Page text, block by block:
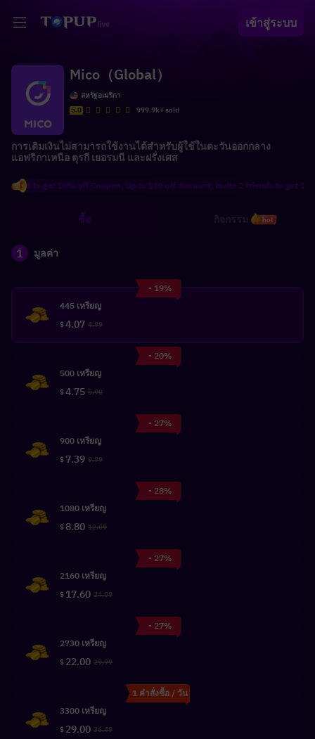
เข้าสู่ระบบ
Mico（Global）
สหรัฐอเมริกา
5.0
999.9k+ sold
การเติมเงินไม่สามารถใช้งานได้สำหรับผู้ใช้ในตะวันออกกลาง
แอฟริกาเหนือ ตุรกี เยอรมนี และฝรั่งเศส
to get 10% off Coupon, Up to $10 off discount; invite 2 friends to get 100
ซื้อ hot
1 มูลค่า
- 19%
445 เหรียญ
$4.07 4.99
- 20%
500 เหรียญ
$4.75 5.90
- 27%
900 เหรียญ
$ 7.39 9.99
- 28%
1080 เหรียญ
$ 8.80 12.09
- 27%
2160 เหรียญ
$ 17.60 24.09
- 27%
2730 เหรียญ
$ 22.00 29.99
1 คำสั่งซื้อ / วัน
3300 เหรียญ
$ 29.00 36.49